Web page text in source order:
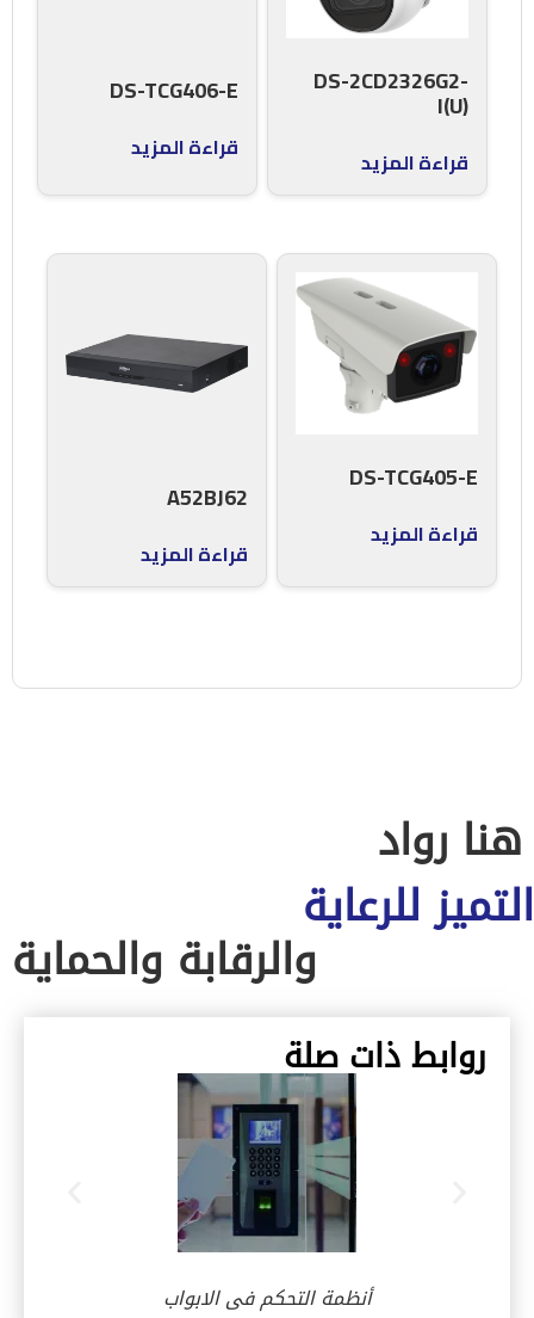
DS-2CD2326G2-
I(U)
قراءة المزيد
DS-TCG406-E
قراءة المزيد
DS-TCG405-E
قراءة المزيد
A52BJ62
قراءة المزيد
هنا رواد
التميز للرعاية
والرقابة والحماية
روابط ذات صلة
أنظمة التحكم فى الابواب